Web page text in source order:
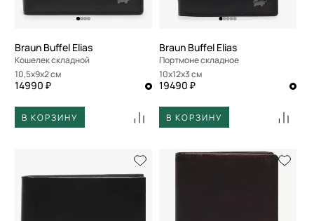
Braun Buffel Elias
Кошелек складной
10,5x9x2 см
14990 ₽
В КОРЗИНУ
Braun Buffel Elias
Портмоне складное
10x12x3 см
19490 ₽
В КОРЗИНУ